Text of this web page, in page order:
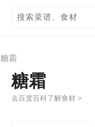
糖霜
糖霜
去百度百科了解食材 >